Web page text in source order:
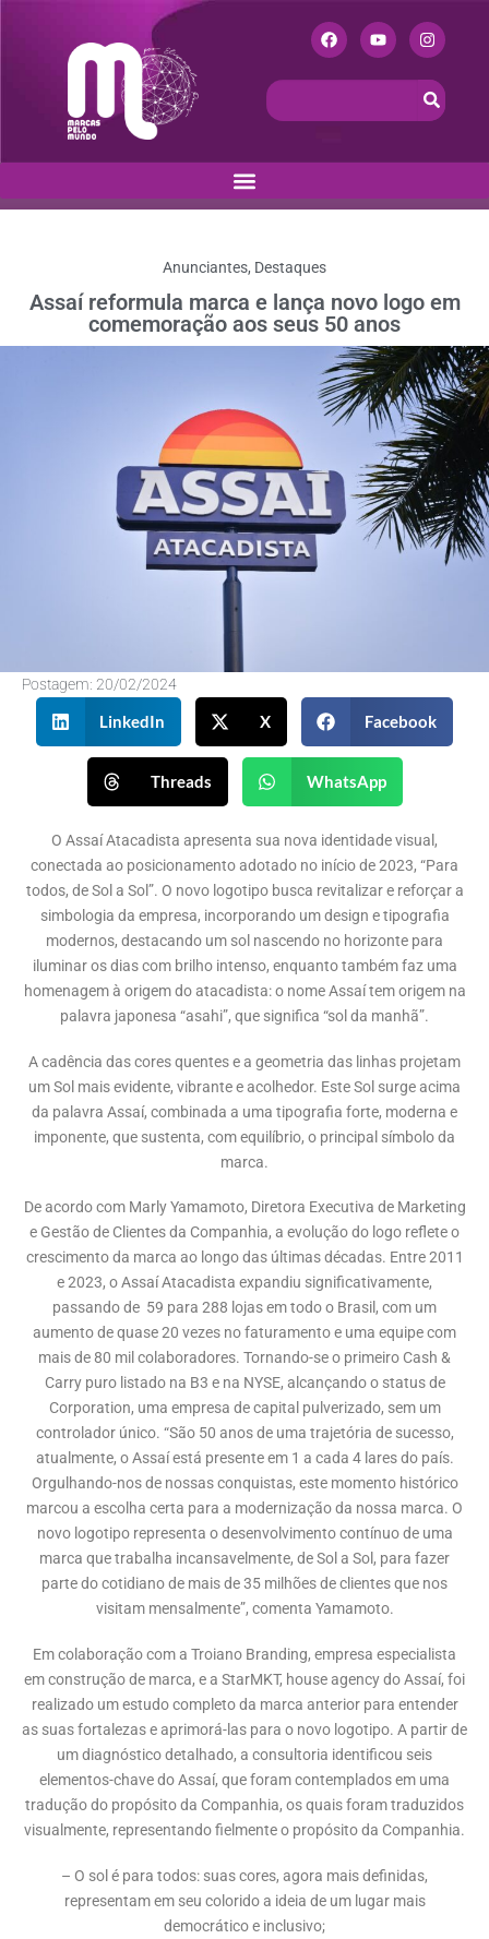
Anunciantes, Destaques
Assaí reformula marca e lança novo logo em
comemoração aos seus 50 anos
Postagem: 20/02/2024
LinkedIn X Facebook
Threads WhatsApp
O Assaí Atacadista apresenta sua nova identidade visual,
conectada ao posicionamento adotado no início de 2023, “Para
todos, de Sol a Sol”. O novo logotipo busca revitalizar e reforçar a
simbologia da empresa, incorporando um design e tipografia
modernos, destacando um sol nascendo no horizonte para
iluminar os dias com brilho intenso, enquanto também faz uma
homenagem à origem do atacadista: o nome Assaí tem origem na
palavra japonesa “asahi”, que significa “sol da manhã”.
A cadência das cores quentes e a geometria das linhas projetam
um Sol mais evidente, vibrante e acolhedor. Este Sol surge acima
da palavra Assaí, combinada a uma tipografia forte, moderna e
imponente, que sustenta, com equilíbrio, o principal símbolo da
marca.
De acordo com Marly Yamamoto, Diretora Executiva de Marketing
e Gestão de Clientes da Companhia, a evolução do logo reflete o
crescimento da marca ao longo das últimas décadas. Entre 2011
e 2023, o Assaí Atacadista expandiu significativamente,
passando de 59 para 288 lojas em todo o Brasil, com um
aumento de quase 20 vezes no faturamento e uma equipe com
mais de 80 mil colaboradores. Tornando-se o primeiro Cash &
Carry puro listado na B3 e na NYSE, alcançando o status de
Corporation, uma empresa de capital pulverizado, sem um
controlador único. “São 50 anos de uma trajetória de sucesso,
atualmente, o Assaí está presente em 1 a cada 4 lares do país.
Orgulhando-nos de nossas conquistas, este momento histórico
marcou a escolha certa para a modernização da nossa marca. O
novo logotipo representa o desenvolvimento contínuo de uma
marca que trabalha incansavelmente, de Sol a Sol, para fazer
parte do cotidiano de mais de 35 milhões de clientes que nos
visitam mensalmente”, comenta Yamamoto.
Em colaboração com a Troiano Branding, empresa especialista
em construção de marca, e a StarMKT, house agency do Assaí, foi
realizado um estudo completo da marca anterior para entender
as suas fortalezas e aprimorá-las para o novo logotipo. A partir de
um diagnóstico detalhado, a consultoria identificou seis
elementos-chave do Assaí, que foram contemplados em uma
tradução do propósito da Companhia, os quais foram traduzidos
visualmente, representando fielmente o propósito da Companhia.
– O sol é para todos: suas cores, agora mais definidas,
representam em seu colorido a ideia de um lugar mais
democrático e inclusivo;